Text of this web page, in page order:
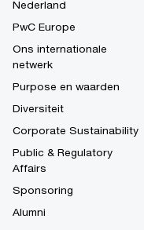
Nederland
PwC Europe
Ons internationale
netwerk
Purpose en waarden
Diversiteit
Corporate Sustainability
Public & Regulatory
Affairs
Sponsoring
Alumni